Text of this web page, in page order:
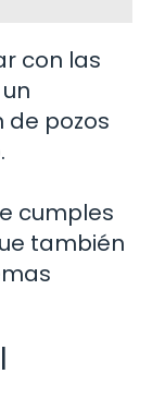
con las
de pozos
cumples
también